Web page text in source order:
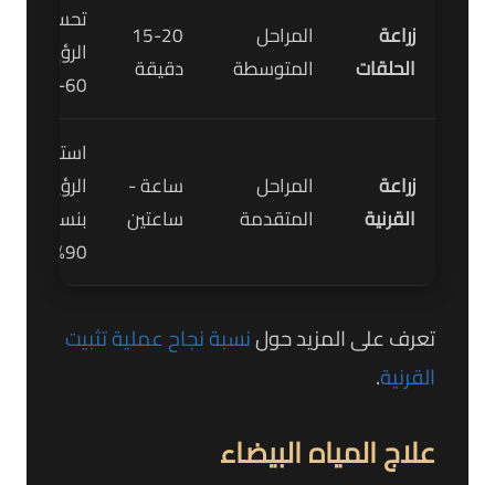
زراعة
الحلقات
المراحل
المتوسطة
15-20
دقيقة
تحسين
الرؤية
60-70%
زراعة
القرنية
المراحل
المتقدمة
ساعة -
ساعتين
استعادة
الرؤية
بنسبة
90%
تعرف على المزيد حولنسبة نجاح عملية تثبيت
القرنية.
علاج المياه البيضاء